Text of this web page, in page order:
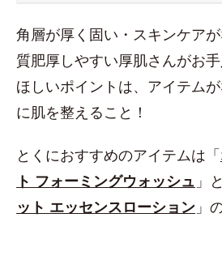
角層が厚く固い・スキンケア
質肥厚しやすい厚肌さんがお
ほしいポイントは、アイテム
に肌を整えること！
とくにおすすめのアイテムは「
ト フォーミングウォッシュ 」
ット エッセンスローション 」